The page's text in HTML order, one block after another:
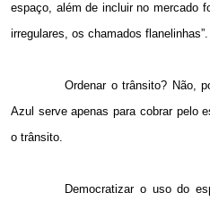
espaço, além de incluir no mercado
irregulares, os chamados flanelinhas”.
Ordenar o trânsito? Não,
Azul serve apenas para cobrar pelo
o trânsito.
Democratizar o uso do